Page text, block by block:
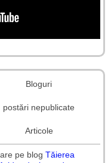
Bloguri
postări nepublicate
Articole
pe blog Tăierea